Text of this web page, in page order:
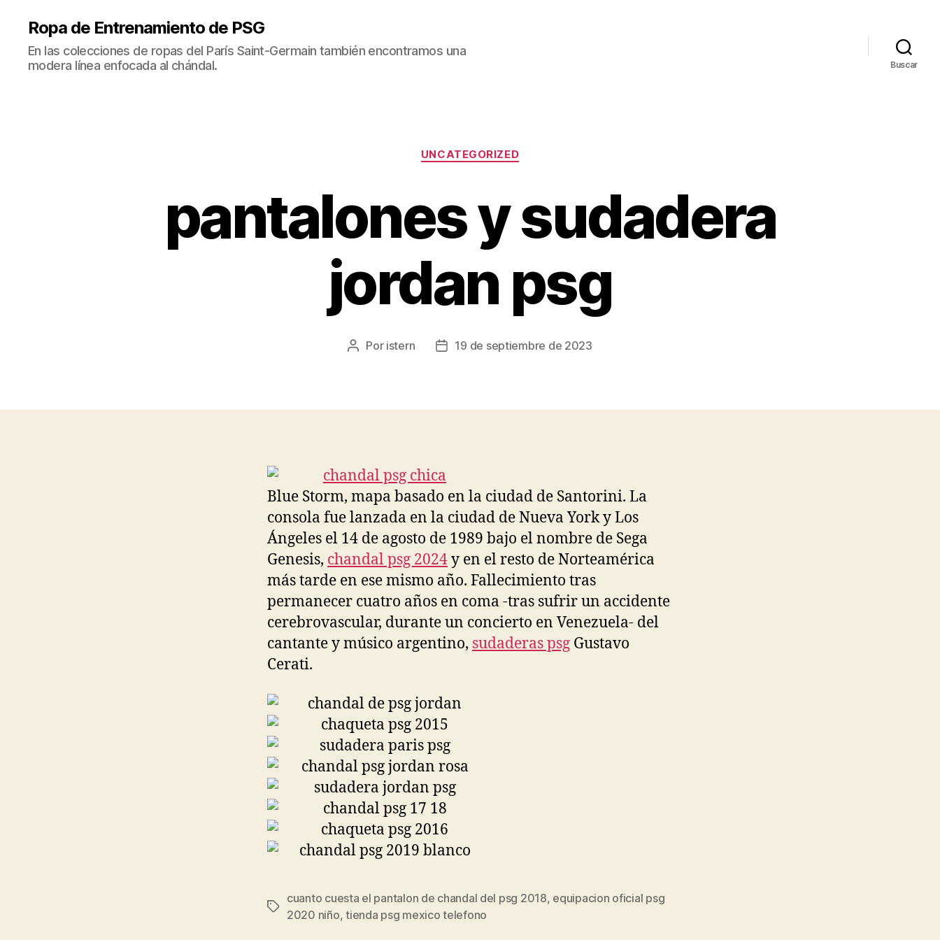
Ropa de Entrenamiento de PSG
En las colecciones de ropas del París Saint-Germain también encontramos una
modera línea enfocada al chándal.
Buscar
Categorías
UNCATEGORIZED
pantalones y sudadera
jordan psg
Autor
Por istern
Fecha19 de septiembre de 2023
Blue Storm, mapa basado en la ciudad de Santorini. La
consola fue lanzada en la ciudad de Nueva York y Los
Ángeles el 14 de agosto de 1989 bajo el nombre de Sega
Genesis, chandal psg 2024y en el resto de Norteamérica
más tarde en ese mismo año. Fallecimiento tras
permanecer cuatro años en coma -tras sufrir un accidente
cerebrovascular, durante un concierto en Venezuela- del
cantante y músico argentino, sudaderas psg Gustavo
Cerati.
Etiquetas
cuanto cuesta el pantalon de chandal del psg 2018, equipacion oficial psg
2020 niño,tienda psg mexico telefono